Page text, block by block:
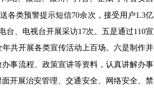
各类预警提示短信70余次，接受用户1.3亿
台、电视台开展采访17次。五是通过110宣
共开展各类宣传活动上百场。六是制作并
事流程、政策宣讲等资料，认真讲解办事
开展治安管理、交通安全、网络安全、禁